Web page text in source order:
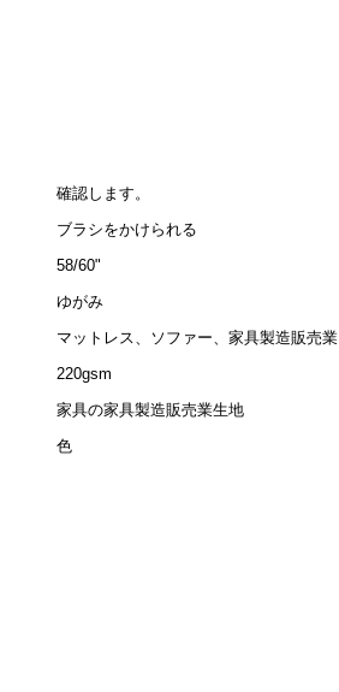
確認します。
ブラシをかけられる
58/60"
ゆがみ
マットレス、ソファー、家具製造販売業
220gsm
家具の家具製造販売業生地
色